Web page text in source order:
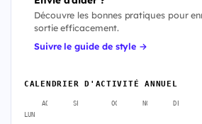
Découvre les bonnes pratiques pour
sortie efficacement.
Suivre le guide de style →
CALENDRIER D'ACTIVITÉ ANNUEL
AOÛT SEPT. OCT. NOV. DÉC.
LUN